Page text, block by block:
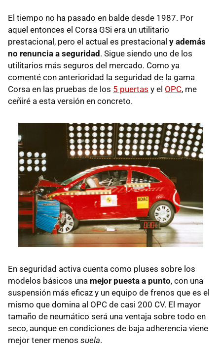
El tiempo no ha pasado en balde desde 1987. Por
aquel entonces el Corsa GSi era un utilitario
prestacional, pero el actual es prestacional y además
no renuncia a seguridad . Sigue siendo uno de los
utilitarios más seguros del mercado. Como ya
comenté con anterioridad la seguridad de la gama
Corsa en las pruebas de los 5 puertas y el OPC, me
ceñiré a esta versión en concreto.
En seguridad activa cuenta como pluses sobre los
modelos básicos una mejor puesta a punto, con una
suspensión más eficaz y un equipo de frenos que es el
mismo que domina al OPC de casi 200 CV. El mayor
tamaño de neumático será una ventaja sobre todo en
seco, aunque en condiciones de baja adherencia viene
mejor tener menos suela.